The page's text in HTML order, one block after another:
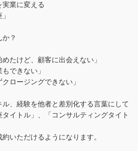
業に変える
？
たけど、顧客に出会えない」
できない」
ロージングできない」
、経験を他者と差別化する言葉にして
イトル」、「コンサルティングタイト
いただけるようになります。